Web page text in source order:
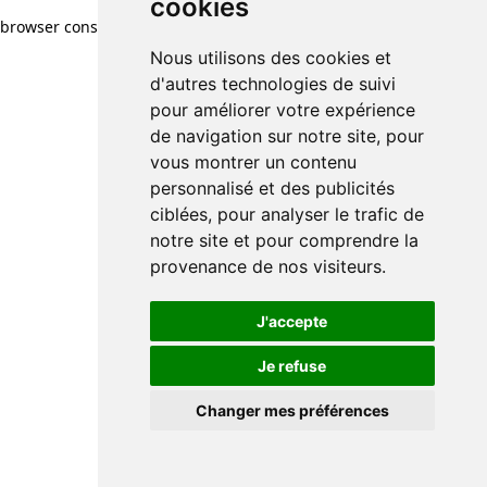
cookies
Nous utilisons des cookies et
d'autres technologies de suivi
pour améliorer votre expérience
de navigation sur notre site, pour
vous montrer un contenu
personnalisé et des publicités
ciblées, pour analyser le trafic de
notre site et pour comprendre la
provenance de nos visiteurs.
J'accepte
Je refuse
Changer mes préférences
browser console for more information)